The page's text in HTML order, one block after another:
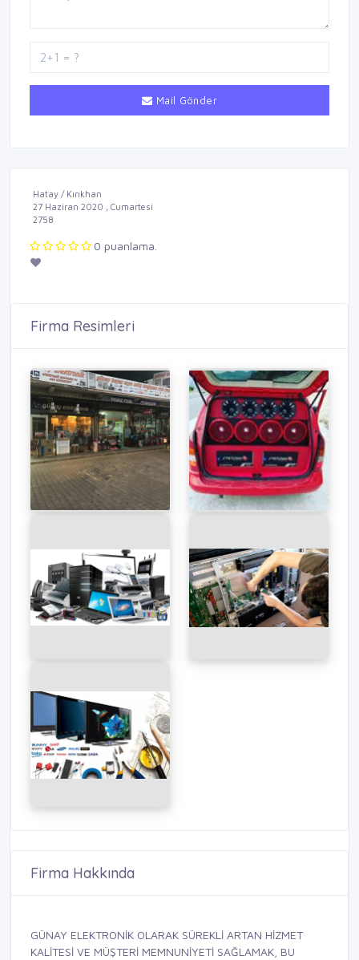
Mail Gönder
Hatay / Kırıkhan
27 Haziran 2020 , Cumartesi
2758
0 puanlama.
Firma Resimleri
Firma Hakkında
GÜNAY ELEKTRONİK OLARAK SÜREKLİ ARTAN HİZMET
KALİTESİ VE MÜŞTERİ MEMNUNİYETİ SAĞLAMAK, BU